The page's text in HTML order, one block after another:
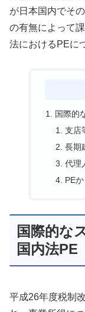
が日本国内でそ
の有無によって
法におけるPEに
国際的
支店
長期
代理
PE
国際的な
国内法PE
平成26年度税制